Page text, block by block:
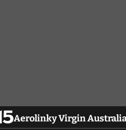
Aerolinky Virgin